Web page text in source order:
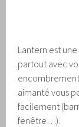
Lantern est
partout avec
aimanté vous
facilement
fenêtre…).